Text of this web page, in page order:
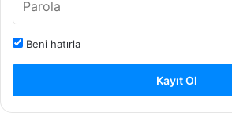
Beni hatırla
Kayıt Ol